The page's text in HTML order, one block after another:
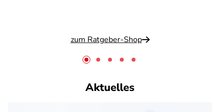
zum Ratgeber-Shop
Aktuelles